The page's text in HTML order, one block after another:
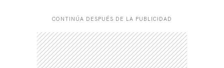
CONTINÚA DESPUÉS DE LA PUBLICIDAD